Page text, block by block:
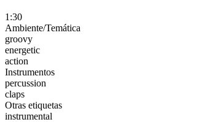
1:30
Ambiente/Temática
groovy
energetic
action
Instrumentos
percussion
claps
Otras etiquetas
instrumental